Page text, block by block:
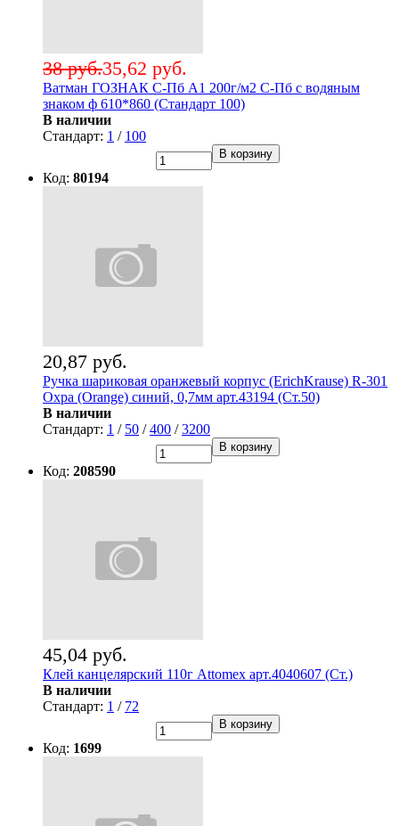
35,62 руб.
38 руб.
Ватман ГОЗНАК С-Пб А1 200г/м2 С-Пб с водяным
знаком ф 610*860 (Стандарт 100)
В наличии
Стандарт: 1 / 100
В корзину
Код: 80194
20,87 руб.
Ручка шариковая оранжевый корпус (ErichKrause) R-301
Охра (Orange) синий, 0,7мм арт.43194 (Ст.50)
В наличии
Стандарт: 1 / 50 /400 /3200
В корзину
Код: 208590
45,04 руб.
Клей канцелярский 110г Attomex арт.4040607 (Ст.)
В наличии
Стандарт: 1 / 72
В корзину
Код: 1699